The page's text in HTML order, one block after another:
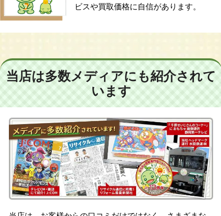
ビスや買取価格に自信があります。
当店は多数メディアにも紹介されて
います